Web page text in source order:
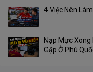
4 Việc Nên
Nạp Mực
Gặp Ở Phú